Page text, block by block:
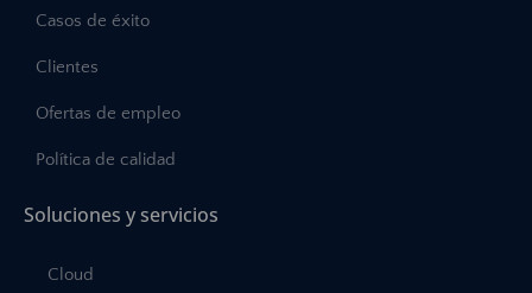
Casos de éxito
Clientes
Ofertas de empleo
Política de calidad
Soluciones y servicios
Cloud